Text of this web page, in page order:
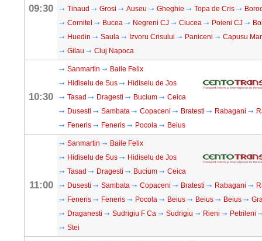
09:30
Tinaud
Grosi Auseu Gheghie Topa de Cris
Cornitel
Bucea Negreni CJ Ciucea Poieni CJ
Huedin
Saula Izvoru Crisului Paniceni
Capusu
Gilau
Cluj Napoca
10:30
Sanmartin
Baile Felix
Hidiselu de Sus
Hidiselu de Jos
Tasad
Dragesti Bucium
Ceica
Dusesti
Sambata Copaceni Bratesti Rabagani
Feneris
Feneris Pocola Beius
11:00
Sanmartin
Baile Felix
Hidiselu de Sus
Hidiselu de Jos
Tasad
Dragesti Bucium
Ceica
Dusesti
Sambata Copaceni Bratesti Rabagani
Feneris
Feneris Pocola Beius Beius Beius
Draganesti
Sudrigiu F Ca Sudrigiu Rieni
Petrileni
Stei